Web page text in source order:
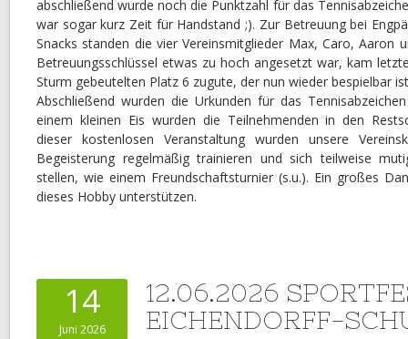
abschließend wurde noch die Punktzahl für das
war sogar kurz Zeit für Handstand ;). Zur Betreuung bei
Snacks standen die vier Vereinsmitglieder Max, Caro, Aaron
Betreuungsschlüssel etwas zu hoch angesetzt war, kam
Sturm gebeutelten Platz 6 zugute, der nun wieder bespielbar
Abschließend wurden die Urkunden für das
einem kleinen Eis wurden die Teilnehmenden in den
dieser kostenlosen Veranstaltung wurden unsere
Begeisterung regelmäßig trainieren und sich teilweise
stellen, wie einem Freundschaftsturnier (s.u.). Ein großes
dieses Hobby unterstützen.
14
Juni 2026
12.06.2026
EICHENDORFF-